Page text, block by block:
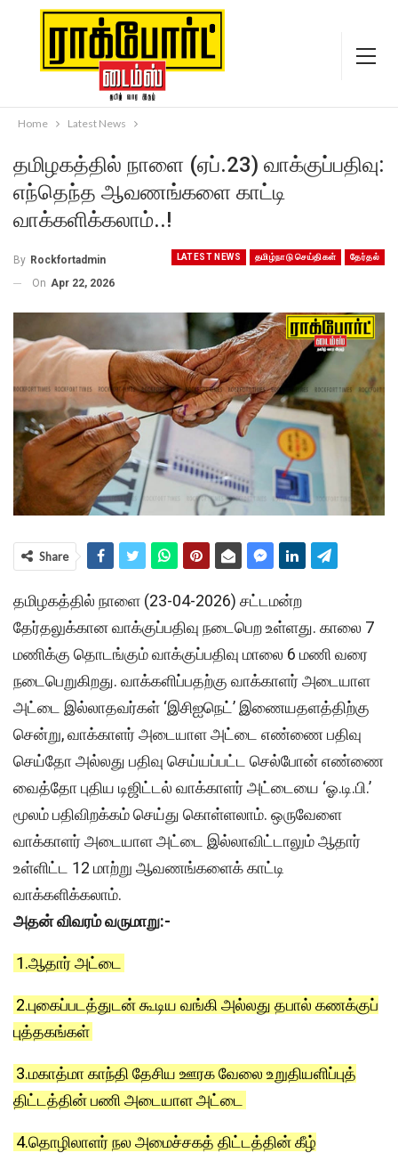
Home Latest News
தமிழகத்தில் நாளை (ஏப்.23) வாக்குப்பதிவு:
எந்தெந்த ஆவணங்களை காட்டி
வாக்களிக்கலாம்..!
LATEST NEWS தமிழ்நாடு செய்திகள் தேர்தல்
By Rockfortadmin
On Apr 22, 2026
Share
தமிழகத்தில் நாளை (23-04-2026) சட்டமன்ற
தேர்தலுக்கான வாக்குப்பதிவு நடைபெற உள்ளது. காலை 7
மணிக்கு தொடங்கும் வாக்குப்பதிவு மாலை 6 மணி வரை
நடைபெறுகிறது. வாக்களிப்பதற்கு வாக்காளர் அடையாள
அட்டை இல்லாதவர்கள் ‘இசிஐநெட்’ இணையதளத்திற்கு
சென்று, வாக்காளர் அடையாள அட்டை எண்ணை பதிவு
செய்தோ அல்லது பதிவு செய்யப்பட்ட செல்போன் எண்ணை
வைத்தோ புதிய டிஜிட்டல் வாக்காளர் அட்டையை ‘ஓ.டி.பி.’
மூலம் பதிவிறக்கம் செய்து கொள்ளலாம். ஒருவேளை
வாக்காளர் அடையாள அட்டை இல்லாவிட்டாலும் ஆதார்
உள்ளிட்ட 12 மாற்று ஆவணங்களைக் காட்டி
வாக்களிக்கலாம்.
அதன் விவரம் வருமாறு:-
1.ஆதார் அட்டை
2.புகைப்படத்துடன் கூடிய வங்கி அல்லது தபால் கணக்குப்
புத்தகங்கள்
3.மகாத்மா காந்தி தேசிய ஊரக வேலை உறுதியளிப்புத்
திட்டத்தின் பணி அடையாள அட்டை
4.தொழிலாளர் நல அமைச்சகத் திட்டத்தின் கீழ்